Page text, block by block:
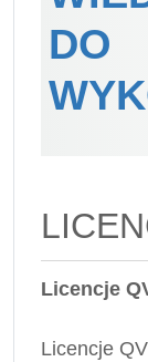
DO
Licencje
Licencje